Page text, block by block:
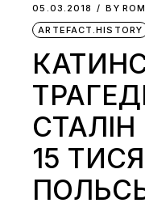
05.03.2018 BY
ARTEFACT.HISTORY
СТАЛІН
15